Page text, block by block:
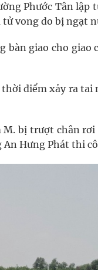
Phước Tân lập
vong do bị ngạt
bàn giao cho
điểm xảy ra
bị trượt chân
An Hưng Phát thi